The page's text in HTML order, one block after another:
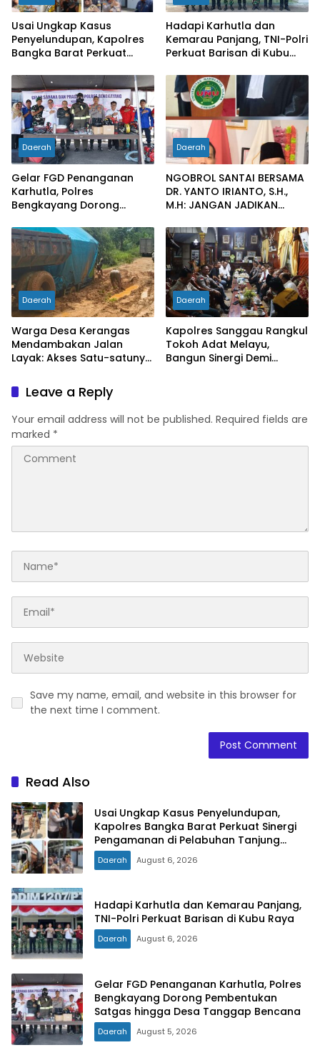
Usai Ungkap Kasus
Penyelundupan, Kapolres
Bangka Barat Perkuat
Pelabuhan Tanjung Kalian
Hadapi Karhutla dan
Kemarau Panjang, TNI-Polri
Perkuat Barisan di Kubu
Daerah
Gelar FGD Penanganan
Karhutla, Polres
Bengkayang Dorong
hingga Desa Tanggap
Bencana
Daerah
NGOBROL SANTAI BERSAMA
DR. YANTO IRIANTO, S.H.,
M.H: JANGAN JADIKAN
SEBAGAI KUNCI PINTU
KELUAR DARI JERATAN
HUKUM PIDANA KORUPSI
Daerah
Warga Desa Kerangas
Mendambakan Jalan
Layak: Akses Satu-satunya
Berlumput, Menghambat
Ekonomi dan Pelayanan
Kesehatan
Daerah
Kapolres Sanggau Rangkul
Tokoh Adat Melayu,
Bangun Sinergi Demi
Leave a Reply
Your email address will not be published. Required fields are
marked *
Save my name, email, and website in this browser for
the next time I comment.
Read Also
Usai Ungkap Kasus Penyelundupan,
Kapolres Bangka Barat Perkuat Sinergi
Pengamanan di Pelabuhan Tanjung
Kalian
Daerah August 6, 2026
Hadapi Karhutla dan Kemarau Panjang,
TNI-Polri Perkuat Barisan di Kubu Raya
Daerah August 6, 2026
Gelar FGD Penanganan Karhutla, Polres
Bengkayang Dorong Pembentukan
Satgas hingga Desa Tanggap Bencana
Daerah August 5, 2026